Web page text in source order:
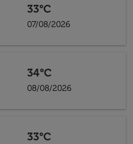
33°C
07/08/2026
34°C
08/08/2026
33°C